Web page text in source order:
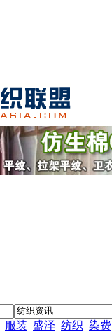
服装 盛泽 纺织 染费